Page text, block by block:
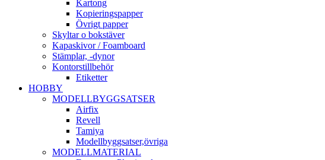
Kartong
Kopieringspapper
Övrigt papper
Skyltar o bokstäver
Kapaskivor / Foamboard
Stämplar, -dynor
Kontorstillbehör
Etiketter
HOBBY
MODELLBYGGSATSER
Airfix
Revell
Tamiya
Modellbyggsatser,övriga
MODELLMATERIAL